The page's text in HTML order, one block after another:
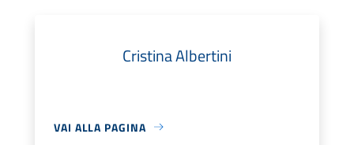
Cristina Albertini
VAI ALLA PAGINA